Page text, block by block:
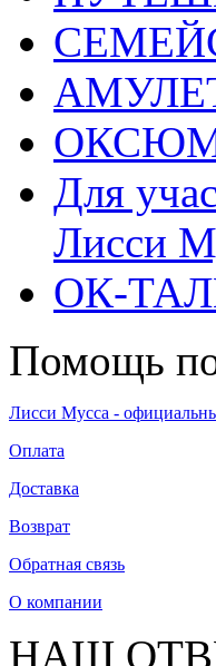
Для
Лисси
ОК-
Помощь
Лисси Мусса -
Оплата
Доставка
Возврат
Обратная связь
О компании
НАШ